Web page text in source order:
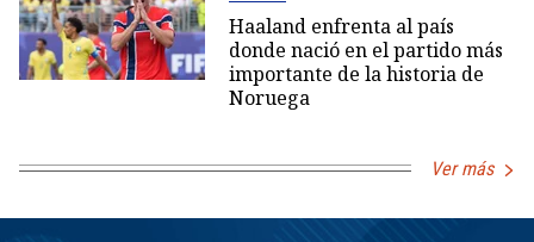
Haaland enfrenta al país
donde nació en el partido más
importante de la historia de
Noruega
Ver más